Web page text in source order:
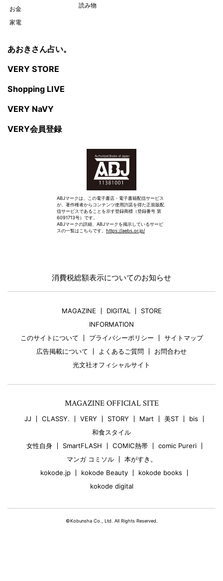
お金
家電
読み物
あおきさん占い。
VERY STORE
Shopping LIVE
VERY NaVY
VERY会員登録
ABJマークは、この電子書店・電子書籍配信サービス
が、著作権者からコンテンツ使用許諾を得た正規版配
信サービスであることを示す登録商標（登録番号 第
6091713号）です。
ABJマークの詳細、ABJマークを掲示しているサービ
スの一覧はこちらです。 https://aebs.or.jp/
消費税総額表示についてのお知らせ
MAGAZINE DIGITAL
STORE
INFORMATION
このサイトについて
プライバシーポリシー
サイトマップ
広告掲載について
よくあるご質問
お問合わせ
光文社オフィシャルサイト
MAGAZINE OFFICIAL SITE
JJ CLASSY. VERY STORY Mart 美ST
bis
和食スタイル
女性自身
SmartFLASH COMIC熱帯
comic Pureri
マンガ コミソル
本がすき。
kokode.jp
kokode Beauty
kokode books
kokode digital
©Kobunsha Co., Ltd. All Rights Reserved.